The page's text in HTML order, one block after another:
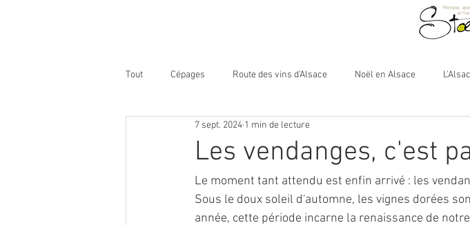
Tout Cépages Route des vins d'Alsace Noël en Alsace
Les vendanges, c'est
7 sept. 2024 1 min de lecture
Le moment tant attendu est enfin arrivé : les
Sous le doux soleil d'automne, les vignes dorées
année, cette période incarne la renaissance de